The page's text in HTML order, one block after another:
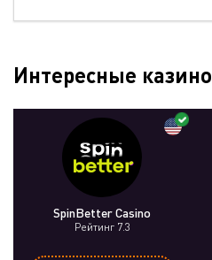
Интересные казино
SpinBetter Casino
Рейтинг 7.3